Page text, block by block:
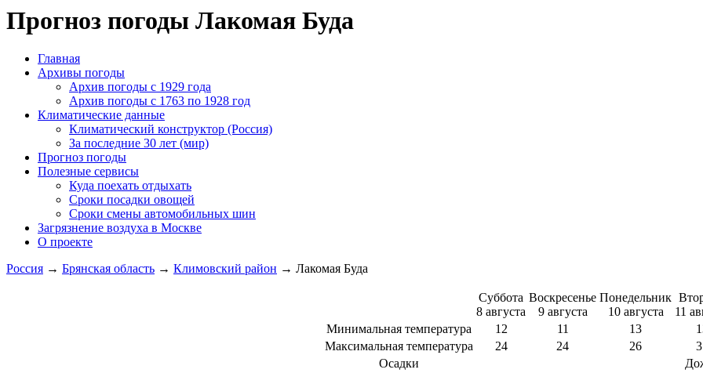
Прогноз погоды Лакомая Буда
Главная
Архивы погоды
Архив погоды c 1929 года
Архив погоды c 1763 по 1928 год
Климатические данные
Климатический конструктор (Россия)
За последние 30 лет (мир)
Прогноз погоды
Полезные сервисы
Куда поехать отдыхать
Сроки посадки овощей
Сроки смены автомобильных шин
Загрязнение воздуха в Москве
О проекте
Россия → Брянская область → Климовский район → Лакомая Буда
Суббота
8 августа
Воскресенье
9 августа
Понедельник
10 августа
11
Минимальная температура
12 11 13
Максимальная температура
24 24 26
Осадки